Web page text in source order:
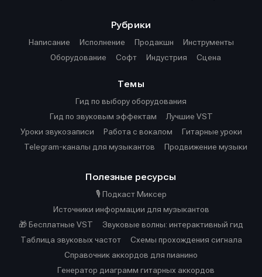
Рубрики
Написание
Исполнение Продакшн
Инструменты
Оборудование
Софт Индустрия Сцена
Темы
Гид по выбору оборудования
Гид по звуковым эффектам
Лучшие VST
Уроки звукозаписи
Работа с вокалом
Гитарные уроки
Telegram-каналы для музыкантов
Продвижение музыки
Полезные ресурсы
🎙️ Подкаст Миксер
Источники информации для музыкантов
🎁 Бесплатные VST
Звуковые волны: интерактивный гид
Таблица звуковых частот
Cхемы прохождения сигнала
Справочник аккордов для пианино
Генератор диаграмм гитарных аккордов